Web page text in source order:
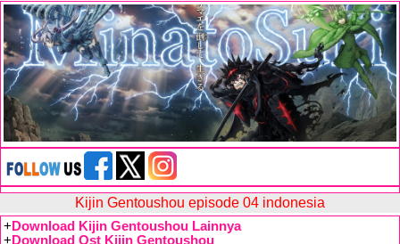
Kijin Gentoushou episode 04 indonesia
+ Download Kijin Gentoushou Lainnya
+ Download Ost Kijin Gentoushou